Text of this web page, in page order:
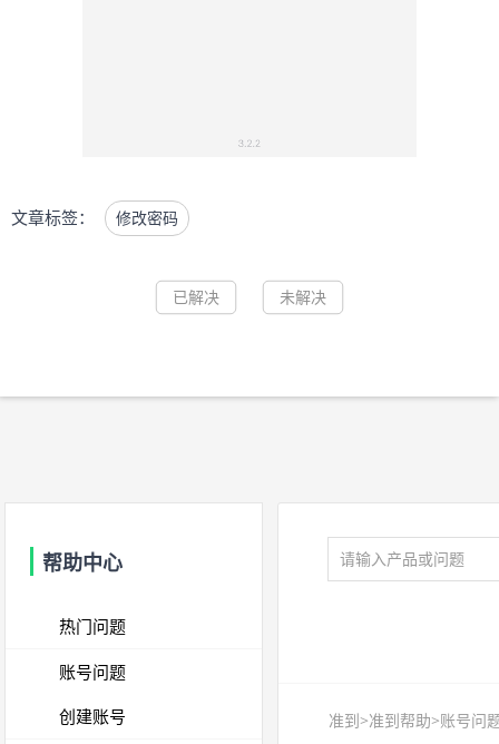
文章标签： 修改密码
已解决 未解决
帮助中心
热门问题
账号问题
创建账号
准到>准到帮助>账号问